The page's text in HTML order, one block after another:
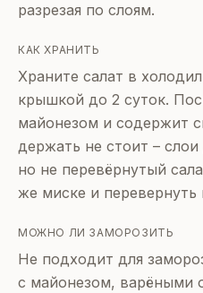
разрезая по слоям.
КАК ХРАНИТЬ
Храните салат в
крышкой до 2 суток.
майонезом и содержит
держать не стоит –
но не перевёрнутый
же миске и перевернуть
МОЖНО ЛИ ЗАМОРОЗИТЬ
Не подходит для
с майонезом, варёными